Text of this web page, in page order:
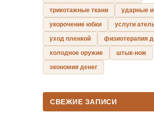
трикотажные ткани
ударные
укорочение юбки
услуги
уход пленкой
физиотерапия
холодное оружие
штык-нож
экономия денег
СВЕЖИЕ ЗАПИСИ